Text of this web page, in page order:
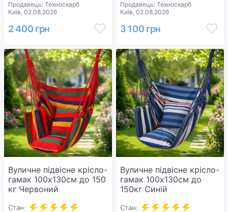
Продавець: Техноскарб
Київ, 02.08.2026
2 400 грн
Продавець: Техноскарб
Київ, 02.08.2026
3 100 грн
Вуличне підвісне крісло-
гамак 100x130см до 150
кг Червоний
Стан:
Вуличне підвісне крісло-
гамак 100x130см до
150кг Синій
Стан: